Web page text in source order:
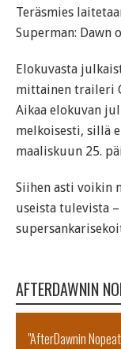
Teräsmies
Superman: Dawn
Elokuvasta
mittainen traileri
Aikaa elokuvan
melkoisesti, sillä
maaliskuun 25.
Siihen asti voikin
useista tulevista
AFTERDAWNIN
"AfterDawnin